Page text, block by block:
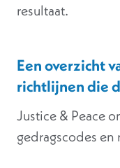
resultaat.
Een overzicht
richtlijnen die
Justice & Peace
gedragscodes